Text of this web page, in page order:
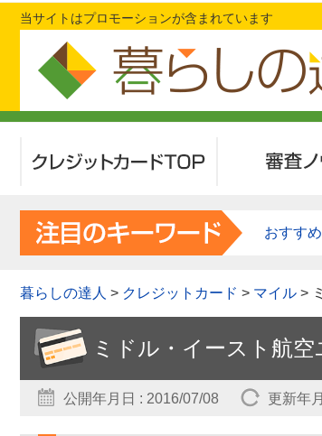
当サイトはプロモーションが含まれています
暮らしの達人 > クレジットカード > マイル >
ミドル・イースト航
公開年月日 : 2016/07/08 更新年
おすす